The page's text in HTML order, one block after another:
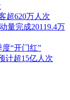
超620万人次
量完成20119.4万
“开门红”
计超15亿人次